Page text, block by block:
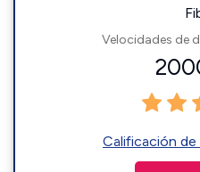
Velocidades de
Calificación